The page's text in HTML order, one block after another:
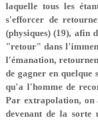
laquelle tous les
s'efforcer de
(physiques) (19), afin
"retour" dans
l'émanation,
de gagner en quelque
qu'a l'homme de
Par extrapolation, on
devenant de la